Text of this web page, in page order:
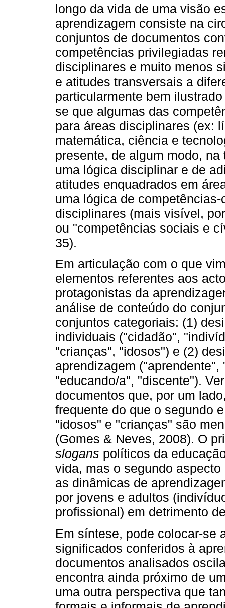
longo da vida de uma visão
aprendizagem consiste na
conjuntos de documentos
competências privilegiadas
disciplinares e muito menos
e atitudes transversais a
particularmente bem
se que algumas das
para áreas disciplinares (ex:
matemática, ciência e
presente, de algum modo,
uma lógica disciplinar e de
atitudes enquadrados em
uma lógica de
disciplinares (mais visível,
ou "competências sociais e
35).
Em articulação com o que
elementos referentes aos
protagonistas da
análise de conteúdo do
conjuntos categoriais: (1)
individuais ("cidadão",
"crianças", "idosos") e (2)
aprendizagem
"educando/a", "discente").
documentos que, por um
frequente do que o segundo
"idosos" e "crianças" são
(Gomes & Neves, 2008). O
slogans políticos da
vida, mas o segundo
as dinâmicas de
por jovens e adultos
profissional) em detrimento
Em síntese, pode colocar-se
significados conferidos à
documentos analisados
encontra ainda próximo de
uma outra perspectiva que